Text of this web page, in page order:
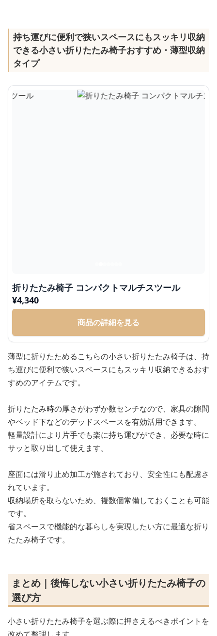
持ち運びに便利で狭いスペースにもスッキリ収納
できる小さい折りたたみ椅子おすすめ・薄型収納
タイプ
折りたたみ椅子 コンパクトマルチスツール
¥4,340
商品の詳細を見る
薄型に折りたためるこちらの小さい折りたたみ椅子は、持
ち運びに便利で狭いスペースにもスッキリ収納できるおす
すめのアイテムです。
折りたたみ時の厚さがわずか数センチなので、家具の隙間
やベッド下などのデッドスペースを有効活用できます。
軽量設計により片手でも楽に持ち運びができ、必要な時に
サッと取り出して使えます。
座面には滑り止め加工が施されており、安全性にも配慮さ
れています。
収納場所を取らないため、複数個常備しておくことも可能
です。
省スペースで機能的な暮らしを実現したい方に最適な折り
たたみ椅子です。
まとめ｜後悔しない小さい折りたたみ椅子の
選び方
小さい折りたたみ椅子を選ぶ際に押さえるべきポイントを